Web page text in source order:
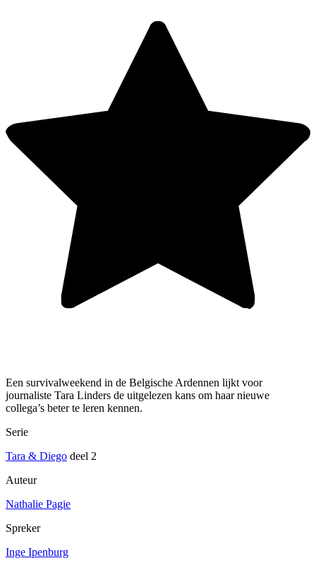
Een survivalweekend in de Belgische Ardennen lijkt voor
journaliste Tara Linders de uitgelezen kans om haar nieuwe
collega’s beter te leren kennen.
Serie
Tara & Diego deel 2
Auteur
Nathalie Pagie
Spreker
Inge Ipenburg